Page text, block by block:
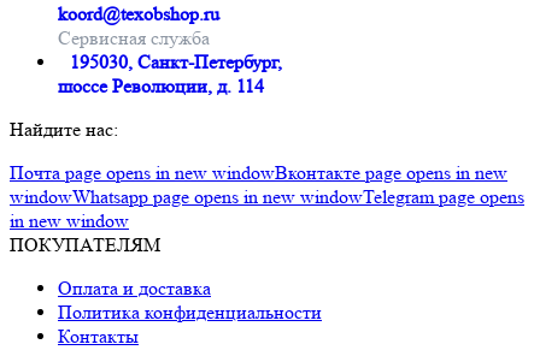
koord@texobshop.ru
Сервисная служба
195030, Санкт-Петербург,
шоссе Революции, д. 114
Найдите нас:
Почта page opens in new windowВконтакте page opens in new
windowWhatsapp page opens in new windowTelegram page opens
in new window
ПОКУПАТЕЛЯМ
Оплата и доставка
Политика конфиденциальности
Контакты